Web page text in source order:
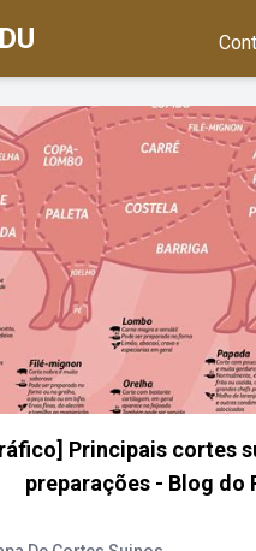
Principais cortes
preparações - Blog do